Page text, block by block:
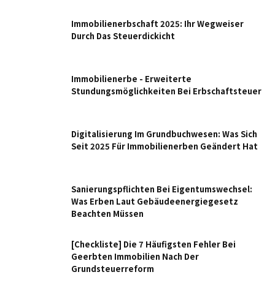
Immobilienerbschaft 2025: Ihr Wegweiser
Durch Das Steuerdickicht
Immobilienerbe - Erweiterte
Stundungsmöglichkeiten Bei Erbschaftsteuer
Digitalisierung Im Grundbuchwesen: Was Sich
Seit 2025 Für Immobilienerben Geändert Hat
Sanierungspflichten Bei Eigentumswechsel:
Was Erben Laut Gebäudeenergiegesetz
Beachten Müssen
[Checkliste] Die 7 Häufigsten Fehler Bei
Geerbten Immobilien Nach Der
Grundsteuerreform